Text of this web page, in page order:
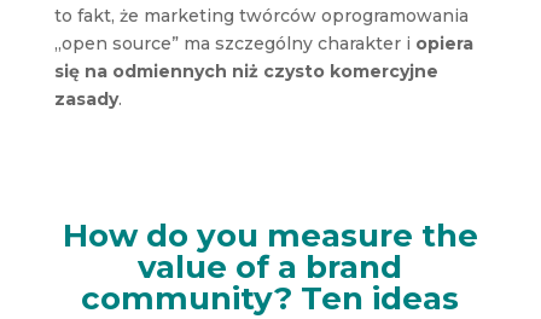
to fakt, że marketing twórców oprogramowania
„open source” ma szczególny charakter i opiera
się na odmiennych niż czysto komercyjne
zasady.
How do you measure the
value of a brand
community? Ten ideas